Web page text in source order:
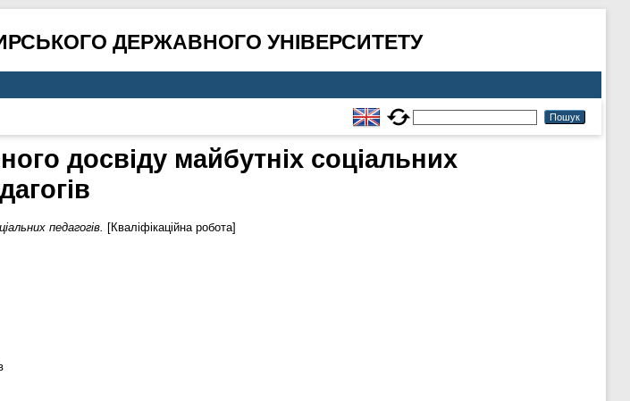
ДЕРЖАВНОГО УНІВЕРСИТЕТУ
досвіду майбутніх соціальних
педагогів. [Кваліфікаційна робота]